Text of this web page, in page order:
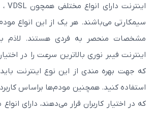
اینترنت دارای انواع مختلفی همچون ADSL ، VDSL، فیبر نوری و
هر یک از این انواع مودم‌ها دارای ویژگی‌ها و
فردی هستند. لاذم به ذکر است بدانید
بالاترین سرعت را در اختیار کاربران قرار می‌دهد
از این نوع اینترنت باید از مودم فیبر نوری
مودم‌ها براساس کاربردی که دارند و سرعتی
قرار می‌دهند، دارای انواع مختلفی می‌باشند که